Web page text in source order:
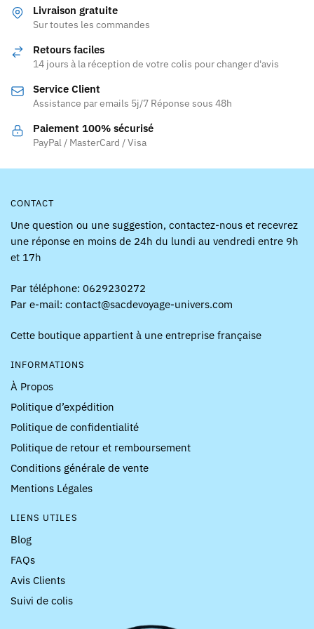
variations.
Les
peuvent
choisies
sur
la
page
être
sur
Livraison gratuite
Sur toutes les commandes
Retours faciles
14 jours à la réception de votre colis pour changer d'avis
Service Client
Assistance par emails 5j/7 Réponse sous 48h
Paiement 100% sécurisé
PayPal / MasterCard / Visa
CONTACT
Une question ou une suggestion, contactez-nous et recevrez
une réponse en moins de 24h du lundi au vendredi entre 9h
et 17h
Par téléphone: 0629230272
Par e-mail: contact@sacdevoyage-univers.com
Cette boutique appartient à une entreprise française
INFORMATIONS
À Propos
Politique d’expédition
Politique de confidentialité
Politique de retour et remboursement
Conditions générale de vente
Mentions Légales
LIENS UTILES
Blog
FAQs
Avis Clients
Suivi de colis